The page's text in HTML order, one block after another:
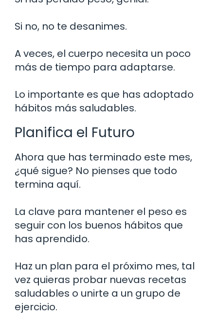
Si no, no te desanimes.
A veces, el cuerpo necesita un poco
más de tiempo para adaptarse.
Lo importante es que has adoptado
hábitos más saludables.
Planifica el Futuro
Ahora que has terminado este mes,
¿qué sigue? No pienses que todo
termina aquí.
La clave para mantener el peso es
seguir con los buenos hábitos que
has aprendido.
Haz un plan para el próximo mes, tal
vez quieras probar nuevas recetas
saludables o unirte a un grupo de
ejercicio.